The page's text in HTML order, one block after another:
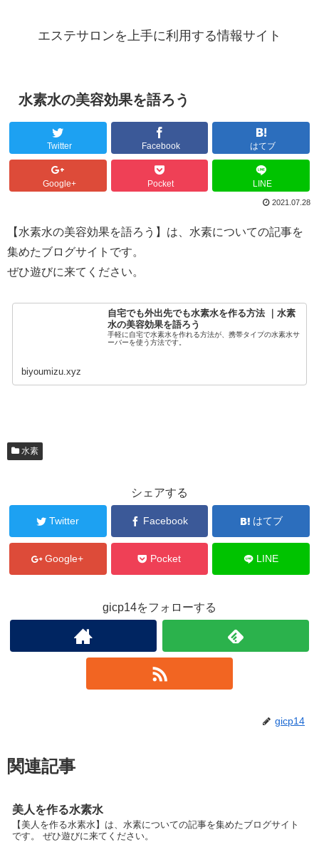
エステサロンを上手に利用する情報サイト
水素水の美容効果を語ろう
Twitter Facebook はてブ
Google+ Pocket LINE
2021.07.28
【水素水の美容効果を語ろう】は、水素についての記事を
集めたブログサイトです。
ぜひ遊びに来てください。
自宅でも外出先でも水素水を作る方法 ｜水素
水の美容効果を語ろう
手軽に自宅で水素水を作れる方法が、携帯タイプの水素水サ
ーバーを使う方法です。
biyoumizu.xyz
水素
シェアする
Twitter Facebook はてブ
Google+ Pocket LINE
gicp14をフォローする
gicp14
関連記事
美人を作る水素水
【美人を作る水素水】は、水素についての記事を集めたブログサイト
です。 ぜひ遊びに来てください。